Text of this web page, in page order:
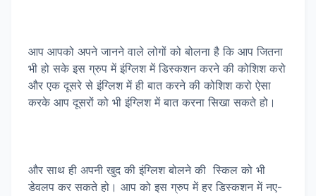
आप आपको अपने जानने वाले लोगों को बोलना है कि आप जितना
भी हो सके इस ग्रुप में इंग्लिश में डिस्कशन करने की कोशिश करो
और एक दूसरे से इंग्लिश में ही बात करने की कोशिश करो ऐसा
करके आप दूसरों को भी इंग्लिश में बात करना सिखा सकते हो।
और साथ ही अपनी खुद की इंग्लिश बोलने की स्किल को भी
डेवलप कर सकते हो। आप को इस ग्रुप में हर डिस्कशन में नए-